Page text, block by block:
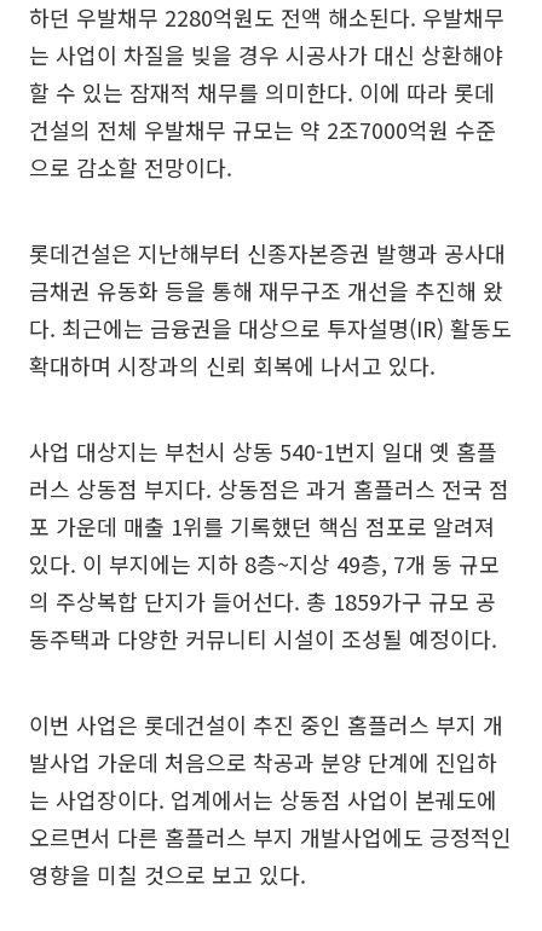
하던 우발채무 2280억원도 전액 해소된다. 우발채무
는 사업이 차질을 빚을 경우 시공사가 대신 상환해야
할 수 있는 잠재적 채무를 의미한다. 이에 따라 롯데
건설의 전체 우발채무 규모는 약 2조7000억원 수준
으로 감소할 전망이다.
롯데건설은 지난해부터 신종자본증권 발행과 공사대
금채권 유동화 등을 통해 재무구조 개선을 추진해 왔
다. 최근에는 금융권을 대상으로 투자설명(IR) 활동도
확대하며 시장과의 신뢰 회복에 나서고 있다.
사업 대상지는 부천시 상동 540-1번지 일대 옛 홈플
러스 상동점 부지다. 상동점은 과거 홈플러스 전국 점
포 가운데 매출 1위를 기록했던 핵심 점포로 알려져
있다. 이 부지에는 지하 8층~지상 49층, 7개 동 규모
의 주상복합 단지가 들어선다. 총 1859가구 규모 공
동주택과 다양한 커뮤니티 시설이 조성될 예정이다.
이번 사업은 롯데건설이 추진 중인 홈플러스 부지 개
발사업 가운데 처음으로 착공과 분양 단계에 진입하
는 사업장이다. 업계에서는 상동점 사업이 본궤도에
오르면서 다른 홈플러스 부지 개발사업에도 긍정적인
영향을 미칠 것으로 보고 있다.